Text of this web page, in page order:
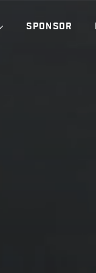
SPONSOR